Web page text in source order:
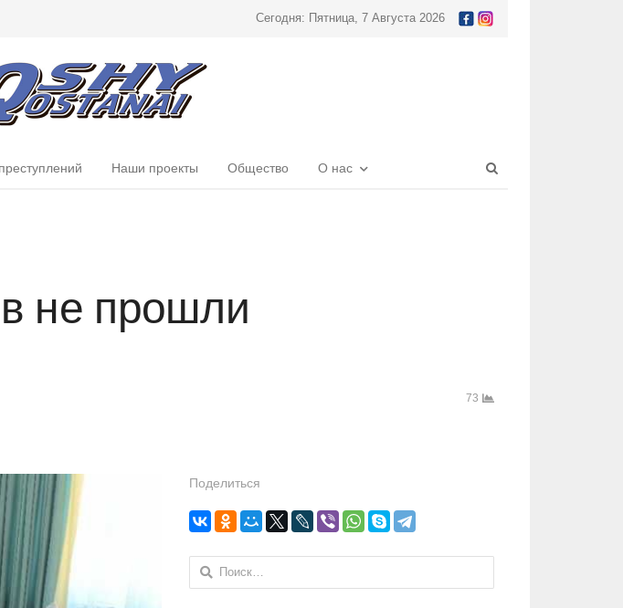
Сегодня: Пятница, 7 Августа 2026
Наши проекты Общество О нас
не прошли
73
Поделиться
Найти: